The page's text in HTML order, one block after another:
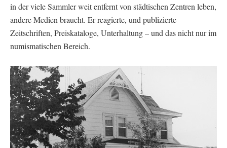
in der viele Sammler weit entfernt von städtischen Zentren leben,
andere Medien braucht. Er reagierte, und publizierte
Zeitschriften, Preiskataloge, Unterhaltung – und das nicht nur im
numismatischen Bereich.